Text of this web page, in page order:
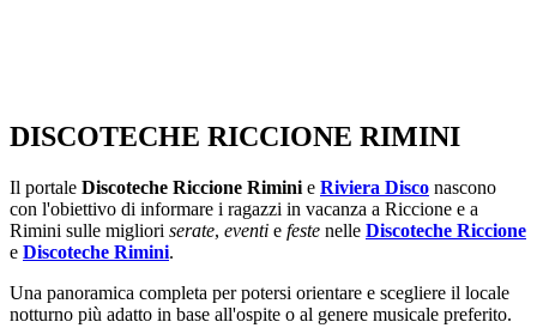
DISCOTECHE RICCIONE RIMINI
Il portale Discoteche Riccione Rimini e Riviera Disco nascono
con l'obiettivo di informare i ragazzi in vacanza a Riccione e a
Rimini sulle migliori serate, eventi e feste nelle Discoteche Riccione
e Discoteche Rimini.
Una panoramica completa per potersi orientare e scegliere il locale
notturno più adatto in base all'ospite o al genere musicale preferito.